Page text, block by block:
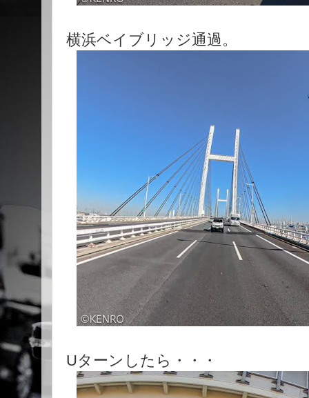
横浜ベイブリッジ通過。
Uターンしたら・・・